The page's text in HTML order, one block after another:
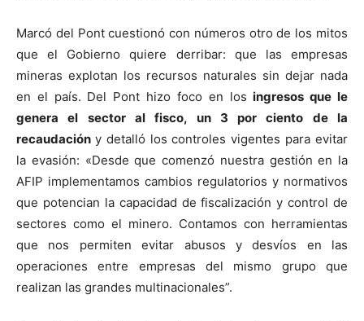
Marcó del Pont cuestionó con números otro de los mitos
que el Gobierno quiere derribar: que las empresas
mineras explotan los recursos naturales sin dejar nada
en el país. Del Pont hizo foco en losingresos que le
genera el sector al fisco, un 3 por ciento de la
recaudación y detalló los controles vigentes para evitar
la evasión: «Desde que comenzó nuestra gestión en la
AFIP implementamos cambios regulatorios y normativos
que potencian la capacidad de fiscalización y control de
sectores como el minero. Contamos con herramientas
que nos permiten evitar abusos y desvíos en las
operaciones entre empresas del mismo grupo que
realizan las grandes multinacionales”.